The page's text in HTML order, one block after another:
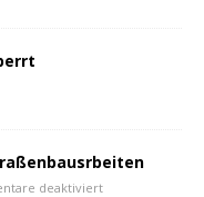
deaktiviert